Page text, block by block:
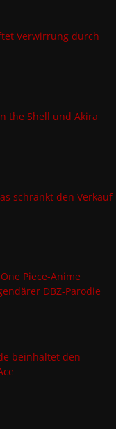
Verwirrung durch
the Shell und Akira
schränkt den Verkauf
Piece-Anime
DBZ-Parodie
beinhaltet den